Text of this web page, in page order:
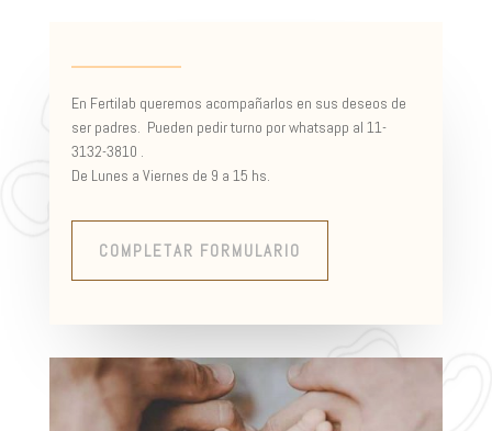
En Fertilab queremos acompañarlos en sus deseos de
ser padres. Pueden pedir turno por whatsapp al 11-
3132-3810 .
De Lunes a Viernes de 9 a 15 hs.
COMPLETAR FORMULARIO